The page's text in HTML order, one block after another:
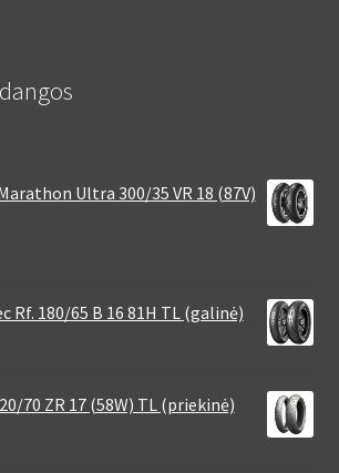
Ultra 300/35 VR 18 (87V)
Rf. 180/65 B 16 81H TL (galinė)
70 ZR 17 (58W) TL (priekinė)